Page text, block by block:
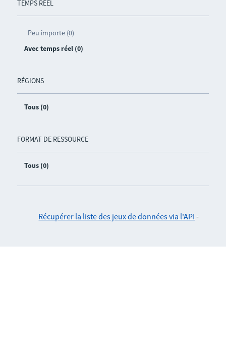
TEMPS RÉEL
Peu importe (0)
Avec temps réel (0)
RÉGIONS
Tous (0)
FORMAT DE RESSOURCE
Tous (0)
Récupérer la liste des jeux de données via l'API -